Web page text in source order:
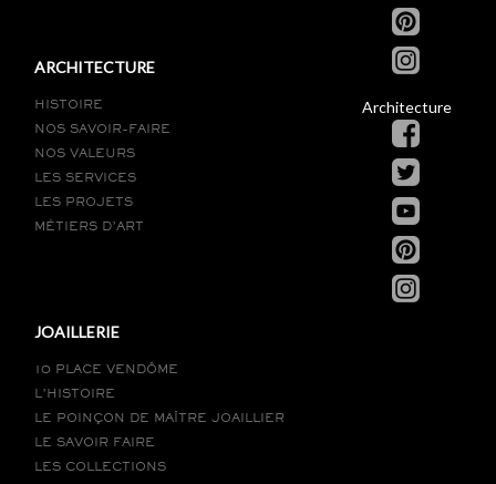
ARCHITECTURE
HISTOIRE
NOS SAVOIR-FAIRE
NOS VALEURS
LES SERVICES
LES PROJETS
MÉTIERS D’ART
JOAILLERIE
10 PLACE VENDÔME
L’HISTOIRE
LE POINÇON DE MAÎTRE JOAILLIER
LE SAVOIR FAIRE
LES COLLECTIONS
Architecture